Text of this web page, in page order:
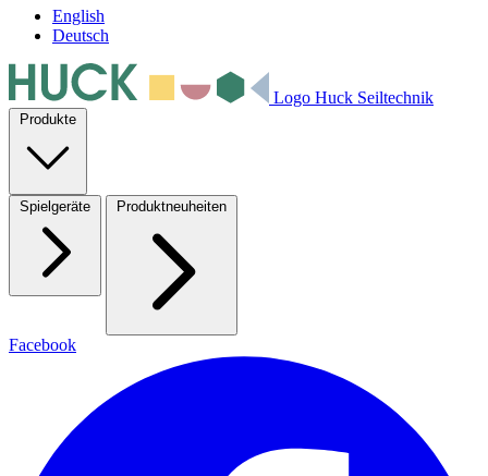
English
Deutsch
Logo Huck Seiltechnik
Produkte
Spielgeräte Produktneuheiten
Facebook